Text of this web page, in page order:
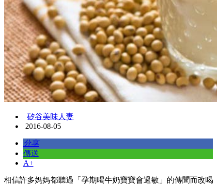
矽谷美味人妻
2016-08-05
分享
傳送
A+
相信許多媽媽都聽過「孕期喝牛奶寶寶會過敏」的傳聞而改喝